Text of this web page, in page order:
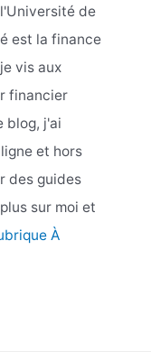
de
est la finance
vis aux
financier
blog, j'ai
et hors
des guides
sur moi et
À